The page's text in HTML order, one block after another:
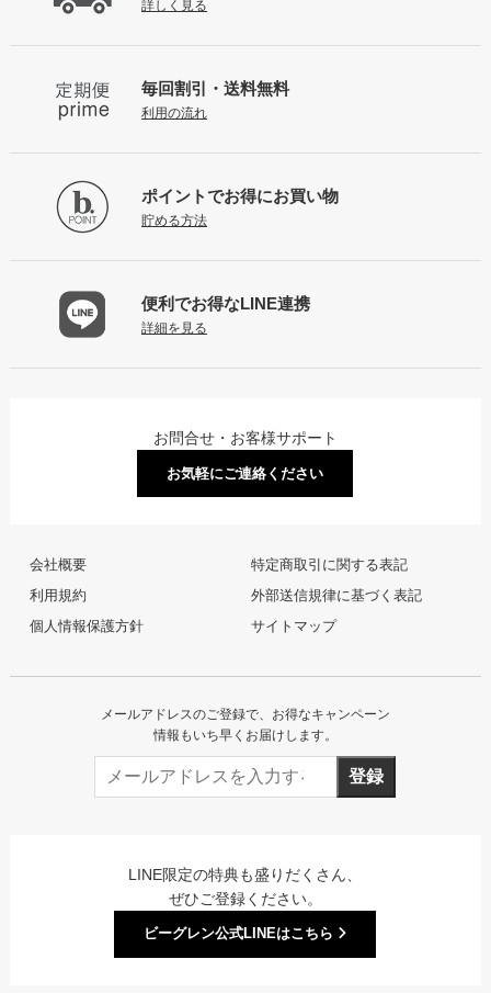
詳しく見る
毎回割引・送料無料
利用の流れ
ポイントでお得にお買い物
貯める方法
便利でお得なLINE連携
詳細を見る
お問合せ・お客様サポート
お気軽にご連絡ください
会社概要
特定商取引に関する表記
利用規約
外部送信規律に基づく表記
個人情報保護方針
サイトマップ
メールアドレスのご登録で、お得なキャンペーン
情報もいち早くお届けします。
登録
LINE限定の特典も盛りだくさん、
ぜひご登録ください。
ビーグレン公式LINEはこちら